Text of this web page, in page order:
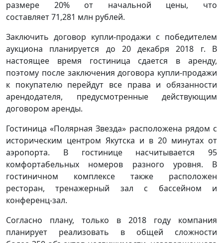
размере 20% от начальной цены, что
составляет 71,281 млн рублей.
Заключить договор купли-продажи с победителем
аукциона планируется до 20 декабря 2018 г. В
настоящее время гостиница сдается в аренду,
поэтому после заключения договора купли-продажи
к покупателю перейдут все права и обязанности
арендодателя, предусмотренные действующим
договором аренды.
Гостиница «Полярная Звезда» расположена рядом с
историческим центром Якутска и в 20 минутах от
аэропорта. В гостинице насчитывается 95
комфортабельных номеров разного уровня. В
гостиничном комплексе также расположен
ресторан, тренажерный зал с бассейном и
конференц-зал.
Согласно плану, только в 2018 году компания
планирует реализовать в общей сложности